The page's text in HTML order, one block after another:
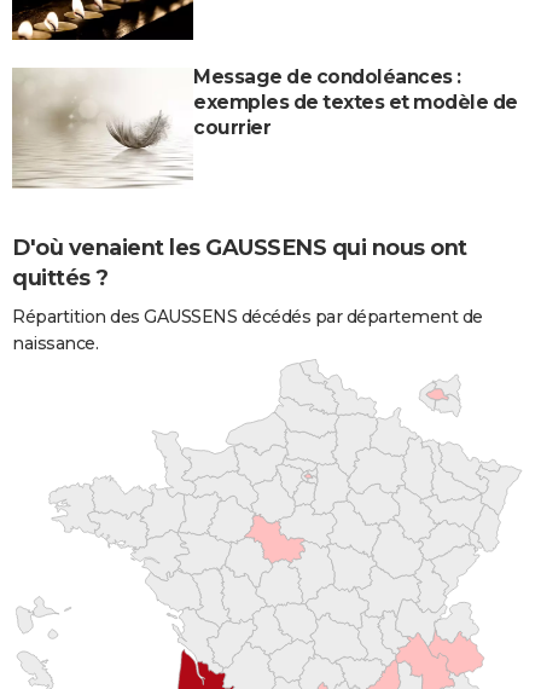
Message de condoléances :
exemples de textes et modèle de
courrier
D'où venaient les GAUSSENS qui nous ont
quittés ?
Répartition des GAUSSENS décédés par département de
naissance.